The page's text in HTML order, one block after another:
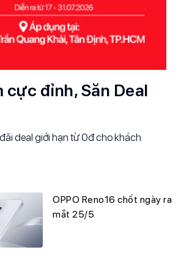
cực đỉnh, Săn Deal
deal giới hạn từ 0đ cho khách
OPPO Reno16 chốt ngày ra
mắt 25/5